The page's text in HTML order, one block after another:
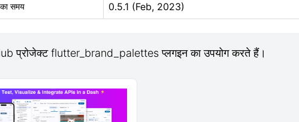
का समय 0.5.1 (Feb, 2023)
प्रोजेक्ट flutter_brand_palettes प्लगइन का उपयोग करते हैं।